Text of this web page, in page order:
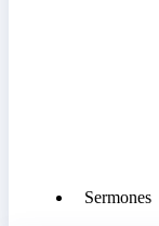
Sermones